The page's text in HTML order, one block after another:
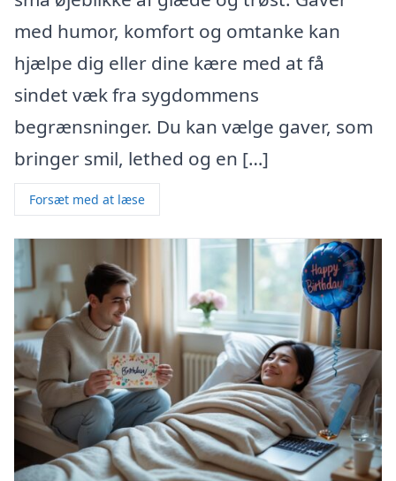
med humor, komfort og omtanke kan
hjælpe dig eller dine kære med at få
sindet væk fra sygdommens
begrænsninger. Du kan vælge gaver, som
bringer smil, lethed og en […]
Forsæt med at læse